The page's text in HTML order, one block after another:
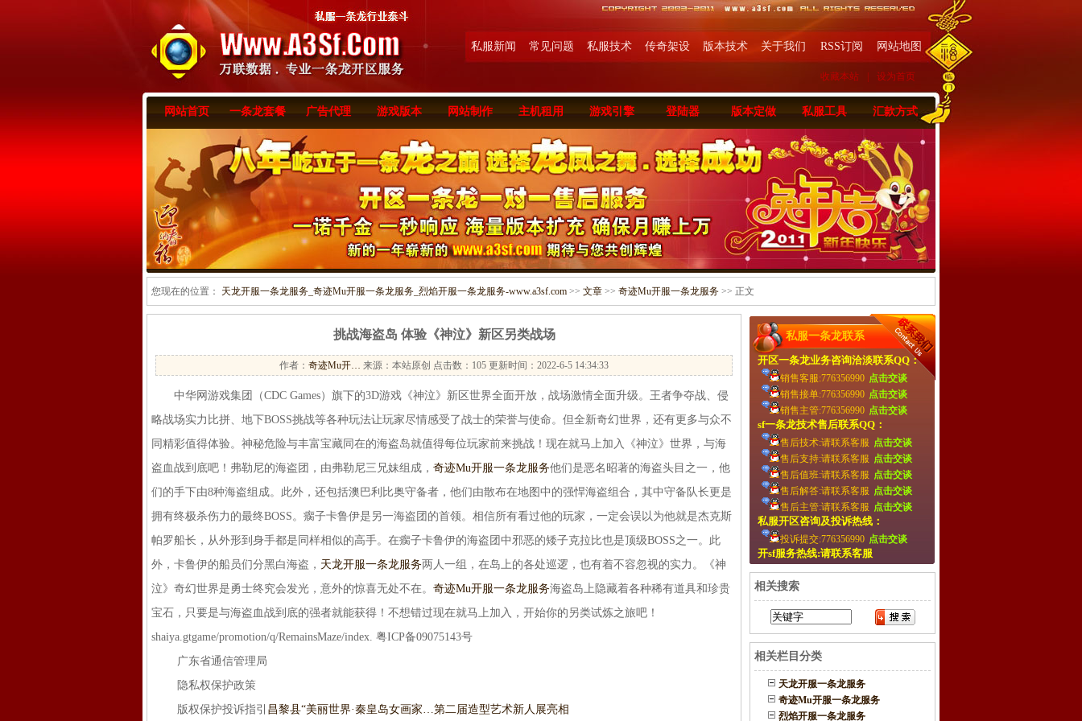
私服新闻 常见问题 私服技术 传奇架设 版本技术 关于我们 RSS订阅 网站地图
收藏本站 设为首页
网站首页 一条龙套餐 广告代理 游戏版本 网站制作 主机租用 游戏引擎 登陆器 版本定做 私服工具 汇款方式
您现在的位置： 天龙开服一条龙服务_奇迹Mu开服一条龙服务_烈焰开服一条龙服务-www.a3sf.com >> 文章 >> 奇迹Mu开服一条龙服务 >> 正文
挑战海盗岛 体验《神泣》新区另类战场
作者： 奇迹Mu开… 来源：本站原创 点击数： 105 更新时间：2022-6-5 14:34:33
中华网游戏集团（CDC Games）旗下的3D游戏《神泣》新区世界全面开放，战场激情全面升级。王者争夺战、侵
略战场实力比拼、地下BOSS挑战等各种玩法让玩家尽情感受了战士的荣誉与使命。但全新奇幻世界，还有更多与众不
同精彩值得体验。神秘危险与丰富宝藏同在的海盗岛就值得每位玩家前来挑战！现在就马上加入《神泣》世界，与海
盗血战到底吧！弗勒尼的海盗团，由弗勒尼三兄妹组成， 奇迹Mu开服一条龙服务他们是恶名昭著的海盗头目之一，他
们的手下由8种海盗组成。此外，还包括澳巴利比奥守备者，他们由散布在地图中的强悍海盗组合，其中守备队长更是
拥有终极杀伤力的最终BOSS。瘸子卡鲁伊是另一海盗团的首领。相信所有看过他的玩家，一定会误以为他就是杰克斯
帕罗船长，从外形到身手都是同样相似的高手。在瘸子卡鲁伊的海盗团中邪恶的矮子克拉比也是顶级BOSS之一。此
外，卡鲁伊的船员们分黑白海盗， 天龙开服一条龙服务两人一组，在岛上的各处巡逻，也有着不容忽视的实力。《神
泣》奇幻世界是勇士终究会发光，意外的惊喜无处不在。 奇迹Mu开服一条龙服务海盗岛上隐藏着各种稀有道具和珍贵
宝石，只要是与海盗血战到底的强者就能获得！不想错过现在就马上加入，开始你的另类试炼之旅吧！
shaiya.gtgame/promotion/q/RemainsMaze/index. 粤ICP备09075143号
广东省通信管理局
隐私权保护政策
版权保护投诉指引 昌黎县“美丽世界·秦皇岛女画家…第二届造型艺术新人展亮相
私服一条龙联系
开区一条龙业务咨询洽淡联系QQ：
销售客服:776356990 点击交谈
销售接单:776356990 点击交谈
销售主管:776356990 点击交谈
sf一条龙技术售后联系QQ：
售后技术:请联系客服 点击交谈
售后支持:请联系客服 点击交谈
售后值班:请联系客服 点击交谈
售后解答:请联系客服 点击交谈
售后主管:请联系客服 点击交谈
私服开区咨询及投诉热线：
投诉提交:776356990 点击交谈
开sf服务热线:请联系客服
相关搜索
相关栏目分类
天龙开服一条龙服务
奇迹Mu开服一条龙服务
烈焰开服一条龙服务